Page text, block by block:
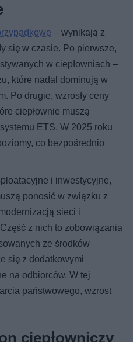
– wynikają z
się w czasie. Po pierwsze,
w ciepłowniach –
które nadal dominują w
Po drugie, wzrosły ceny
ciepłownie muszą
ETS. W 2025 roku
co bezpośrednio
i inwestycyjne,
ponosić w związku z
sieci i
z nich to zobowiązania
ze środków
się z dodatkowymi
na odbiorców. W tej
państwowego, wzrost
ciepłowniczy